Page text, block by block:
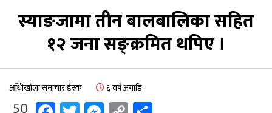
स्याङजामा तीन बालबालिका सहित
१२ जना सङ्क्रमित थपिए ।
आँधीखोला समाचार डेस्क ६ वर्ष अगाडि